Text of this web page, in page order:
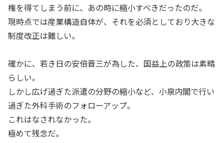
権を得てしまう前に、あの時に縮小すべきだったのだ。
現時点では産業構造自体が、それを必須としており大きな
制度改正は難しい。
確かに、若き日の安倍晋三が為した、国益上の政策は素晴
らしい。
しかし広げ過ぎた派遣の分野の縮小など、小泉内閣で行い
過ぎた外科手術のフォローアップ。
これはなされなかった。
極めて残念だ。